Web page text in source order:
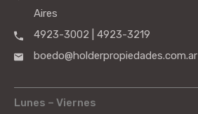
Aires
4923-3002 | 4923-3219
boedo@holderpropiedades.com.ar
Lunes – Viernes